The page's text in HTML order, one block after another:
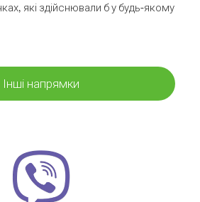
які здійснювали б у будь-якому
Інші напрямки